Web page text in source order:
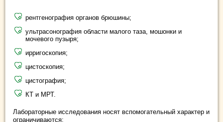
рентгенография органов брюшины;
ультрасонография области малого таза, мошонки и
мочевого пузыря;
ирригоскопия;
цистоскопия;
цистография;
КТ и МРТ.
Лабораторные исследования носят вспомогательный характер и
ограничиваются: